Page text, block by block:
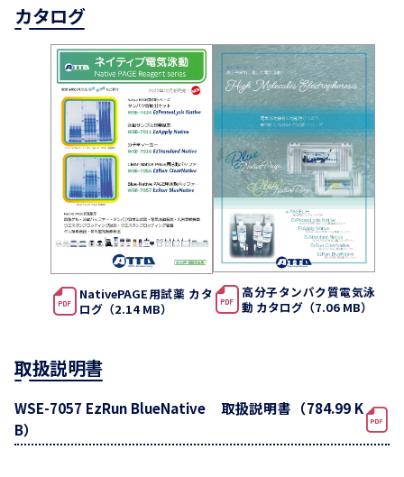
カタログ
NativePAGE用試薬 カタ
ログ（2.14 MB）
高分子タンパク質電気泳
動 カタログ（7.06 MB）
取扱説明書
WSE-7057 EzRun BlueNative 取扱説明書（784.99 K
B）